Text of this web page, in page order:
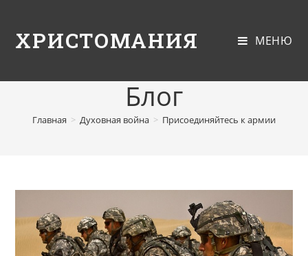
ХРИСТОМАНИЯ МЕНЮ
Блог
Главная > Духовная война > Присоединяйтесь к армии